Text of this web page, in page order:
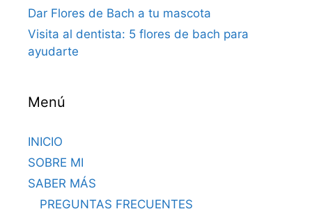
Dar Flores de Bach a tu mascota
Visita al dentista: 5 flores de bach para
ayudarte
Menú
INICIO
SOBRE MI
SABER MÁS
PREGUNTAS FRECUENTES